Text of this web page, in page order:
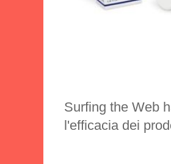
Surfing the Web
l'efficacia dei